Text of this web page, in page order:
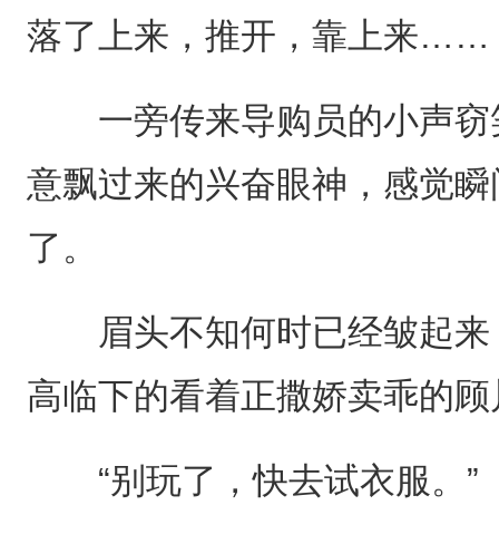
落了上来，推开，靠上来……
一旁传来导购员的小声窃
意飘过来的兴奋眼神，感觉
了。
眉头不知何时已经皱起来
高临下的看着正撒娇卖乖的
“别玩了，快去试衣服。”